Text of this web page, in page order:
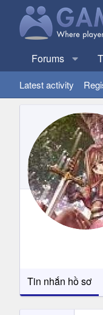
Forums
Latest activity
Tin nhắn hồ sơ